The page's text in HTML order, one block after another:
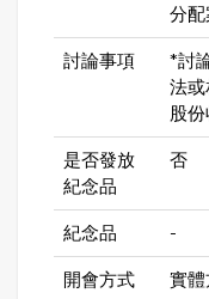
分配
討論事項
*討
法
股
是否發放
紀念品
否
紀念品 -
開會方式 實